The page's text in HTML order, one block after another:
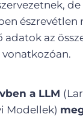
de
észrevétlen
adatok az
a LLM
Modellek)